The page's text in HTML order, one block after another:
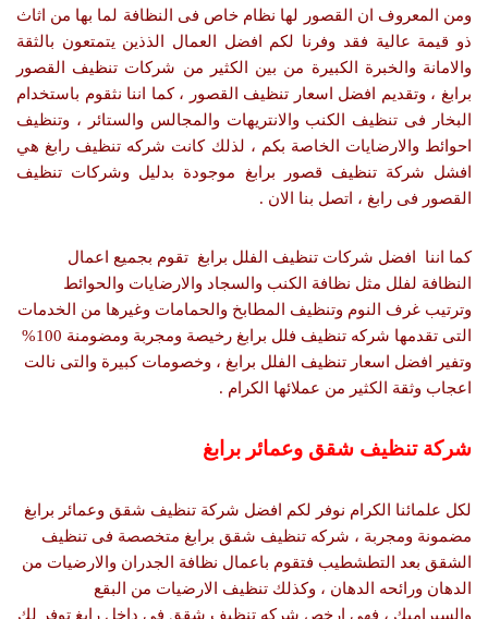
ومن المعروف ان القصور لها نظام خاص فى النظافة لما بها من اثاث
ذو قيمة عالية فقد وفرنا لكم افضل العمال الذذين يتمتعون بالثقة
والامانة والخبرة الكبيرة من بين الكثير من شركات تنظيف القصور
برابغ ، وتقديم افضل اسعار تنظيف القصور ، كما اننا نثقوم باستخدام
البخار فى تنظيف الكنب والانتريهات والمجالس والستائر ، وتنظيف
احوائط والارضايات الخاصة بكم ، لذلك كانت شركه تنظيف رابغ هي
افشل شركة تنظيف قصور برابغ موجودة بدليل وشركات تنظيف
القصور فى رابغ ، اتصل بنا الان .
كما اننا افضل شركات تنظيف الفلل برابغ تقوم بجميع اعمال
النظافة لفلل مثل نظافة الكنب والسجاد والارضايات والحوائط
وترتيب غرف النوم وتنظيف المطابخ والحمامات وغيرها من الخدمات
التى تقدمها شركه تنظيف فلل برابغ رخيصة ومجربة ومضومنة 100%
وتفير افضل اسعار تنظيف الفلل برابغ ، وخصومات كبيرة والتى نالت
اعجاب وثقة الكثير من عملائها الكرام .
شركة تنظيف شقق وعمائر برابغ
لكل علمائنا الكرام نوفر لكم افضل شركة تنظيف شقق وعمائر برابغ
مضمونة ومجربة ، شركه تنظيف شقق برابغ متخصصة فى تنظيف
الشقق بعد التطشطيب فتقوم باعمال نظافة الجدران والارضيات من
الدهان ورائحه الدهان ، وكذلك تنظيف الارضيات من البقع
والسيراميك ، فهي ارخص شركه تنظيف شقق فى داخل رابغ توفر لك